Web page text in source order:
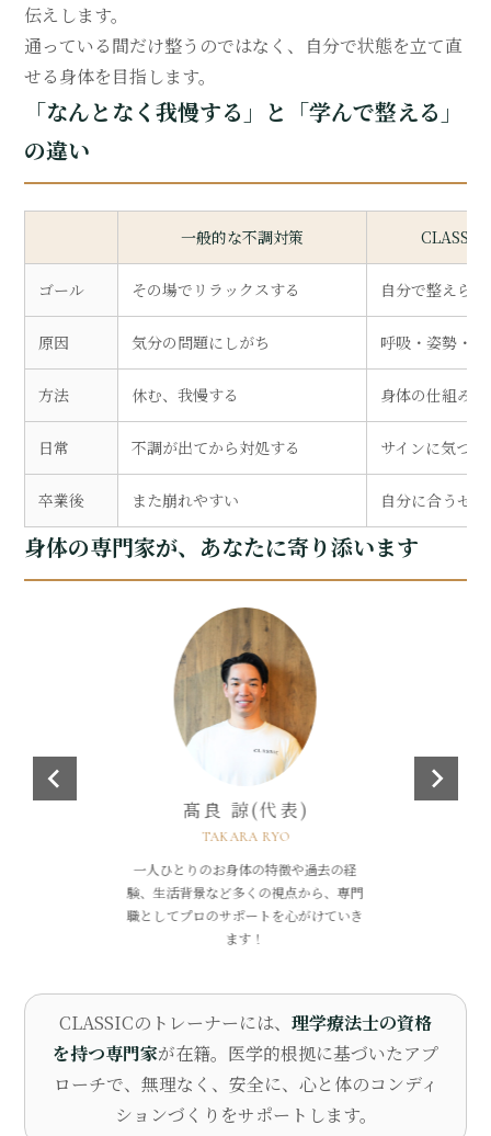
姪浜・今宿の通い放題パーソナルジム
トップ 選ばれる理由
料金
よくあるご質問
アクセス
定員まで：姪浜店4名 / 今宿店3名
【無料】体験レッスンを予約する
伝えします。
通っている間だけ整うのではなく、自分で状態を立て直
せる身体を目指します。
「なんとなく我慢する」と「学んで整える」
の違い
一般的な不調対策 CLASSIC
ゴール その場でリラックスする 自分で整えら
原因 気分の問題にしがち 呼吸・姿勢・
方法 休む、我慢する 身体の仕組み
日常 不調が出てから対処する サインに気づ
卒業後 また崩れやすい 自分に合うセ
身体の専門家が、あなたに寄り添います
髙良 諒(代表)
TAKARA RYO
一人ひとりのお身体の特徴や過去の経
験、生活背景など多くの視点から、専門
職としてプロのサポートを心がけていき
ます！
CLASSICのトレーナーには、 理学療法士の資格
を持つ専門家が在籍。医学的根拠に基づいたアプ
ローチで、無理なく、安全に、心と体のコンディ
ションづくりをサポートします。